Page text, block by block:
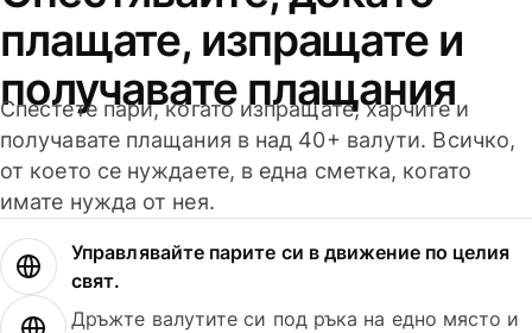
плащате, изпращате и
получавате плащания
Спестете пари, когато изпращате, харчите и
получавате плащания в над 40+ валути. Всичко,
от което се нуждаете, в една сметка, когато
имате нужда от нея.
Управлявайте парите си в движение по целия
свят.
Дръжте валутите си под ръка на едно място и